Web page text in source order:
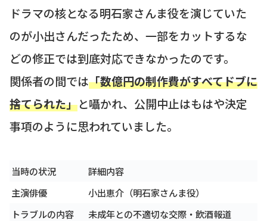
ドラマの核となる明石家さんま役を演じていた
のが小出さんだったため、一部をカットするな
どの修正では到底対応できなかったのです。
関係者の間では「数億円の制作費がすべてドブに
捨てられた」と囁かれ、公開中止はもはや決定
事項のように思われていました。
当時の状況
詳細内容
主演俳優
小出恵介（明石家さんま役）
トラブルの内容
未成年との不適切な交際・飲酒報道